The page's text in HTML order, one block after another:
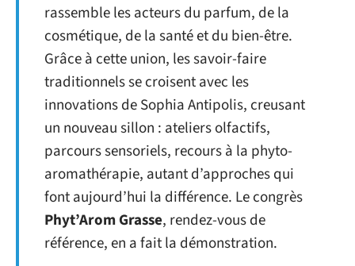
rassemble les acteurs du parfum, de la
cosmétique, de la santé et du bien-être.
Grâce à cette union, les savoir-faire
traditionnels se croisent avec les
innovations de Sophia Antipolis, creusant
un nouveau sillon : ateliers olfactifs,
parcours sensoriels, recours à la phyto-
aromathérapie, autant d’approches qui
font aujourd’hui la différence. Le congrès
Phyt’Arom Grasse, rendez-vous de
référence, en a fait la démonstration.